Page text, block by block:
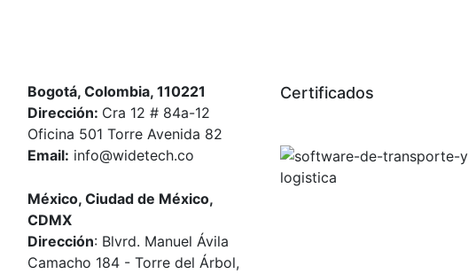
Bogotá, Colombia, 110221
Dirección: Cra 12 # 84a-12
Oficina 501 Torre Avenida 82
Email: info@widetech.co
México, Ciudad de México,
CDMX
Dirección: Blvrd. Manuel Ávila
Camacho 184 - Torre del Árbol,
Certificados